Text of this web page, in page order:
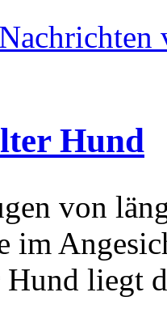
Hund
von
im
Hund liegt